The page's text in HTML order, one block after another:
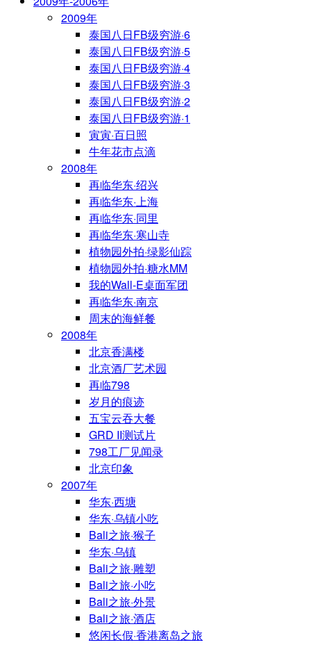
2009年
泰国八日FB级穷游·6
泰国八日FB级穷游·5
泰国八日FB级穷游·4
泰国八日FB级穷游·3
泰国八日FB级穷游·2
泰国八日FB级穷游·1
寅寅·百日照
牛年花市点滴
2008年
再临华东·绍兴
再临华东·上海
再临华东·同里
再临华东·寒山寺
植物园外拍·绿影仙踪
植物园外拍·糖水MM
我的Wall-E桌面军团
再临华东·南京
周末的海鲜餐
2008年
北京香满楼
北京酒厂艺术园
再临798
岁月的痕迹
五宝云吞大餐
GRD II测试片
798工厂见闻录
北京印象
2007年
华东·西塘
华东·乌镇小吃
Bali之旅·猴子
华东·乌镇
Bali之旅·雕塑
Bali之旅·小吃
Bali之旅·外景
Bali之旅·酒店
悠闲长假·香港离岛之旅